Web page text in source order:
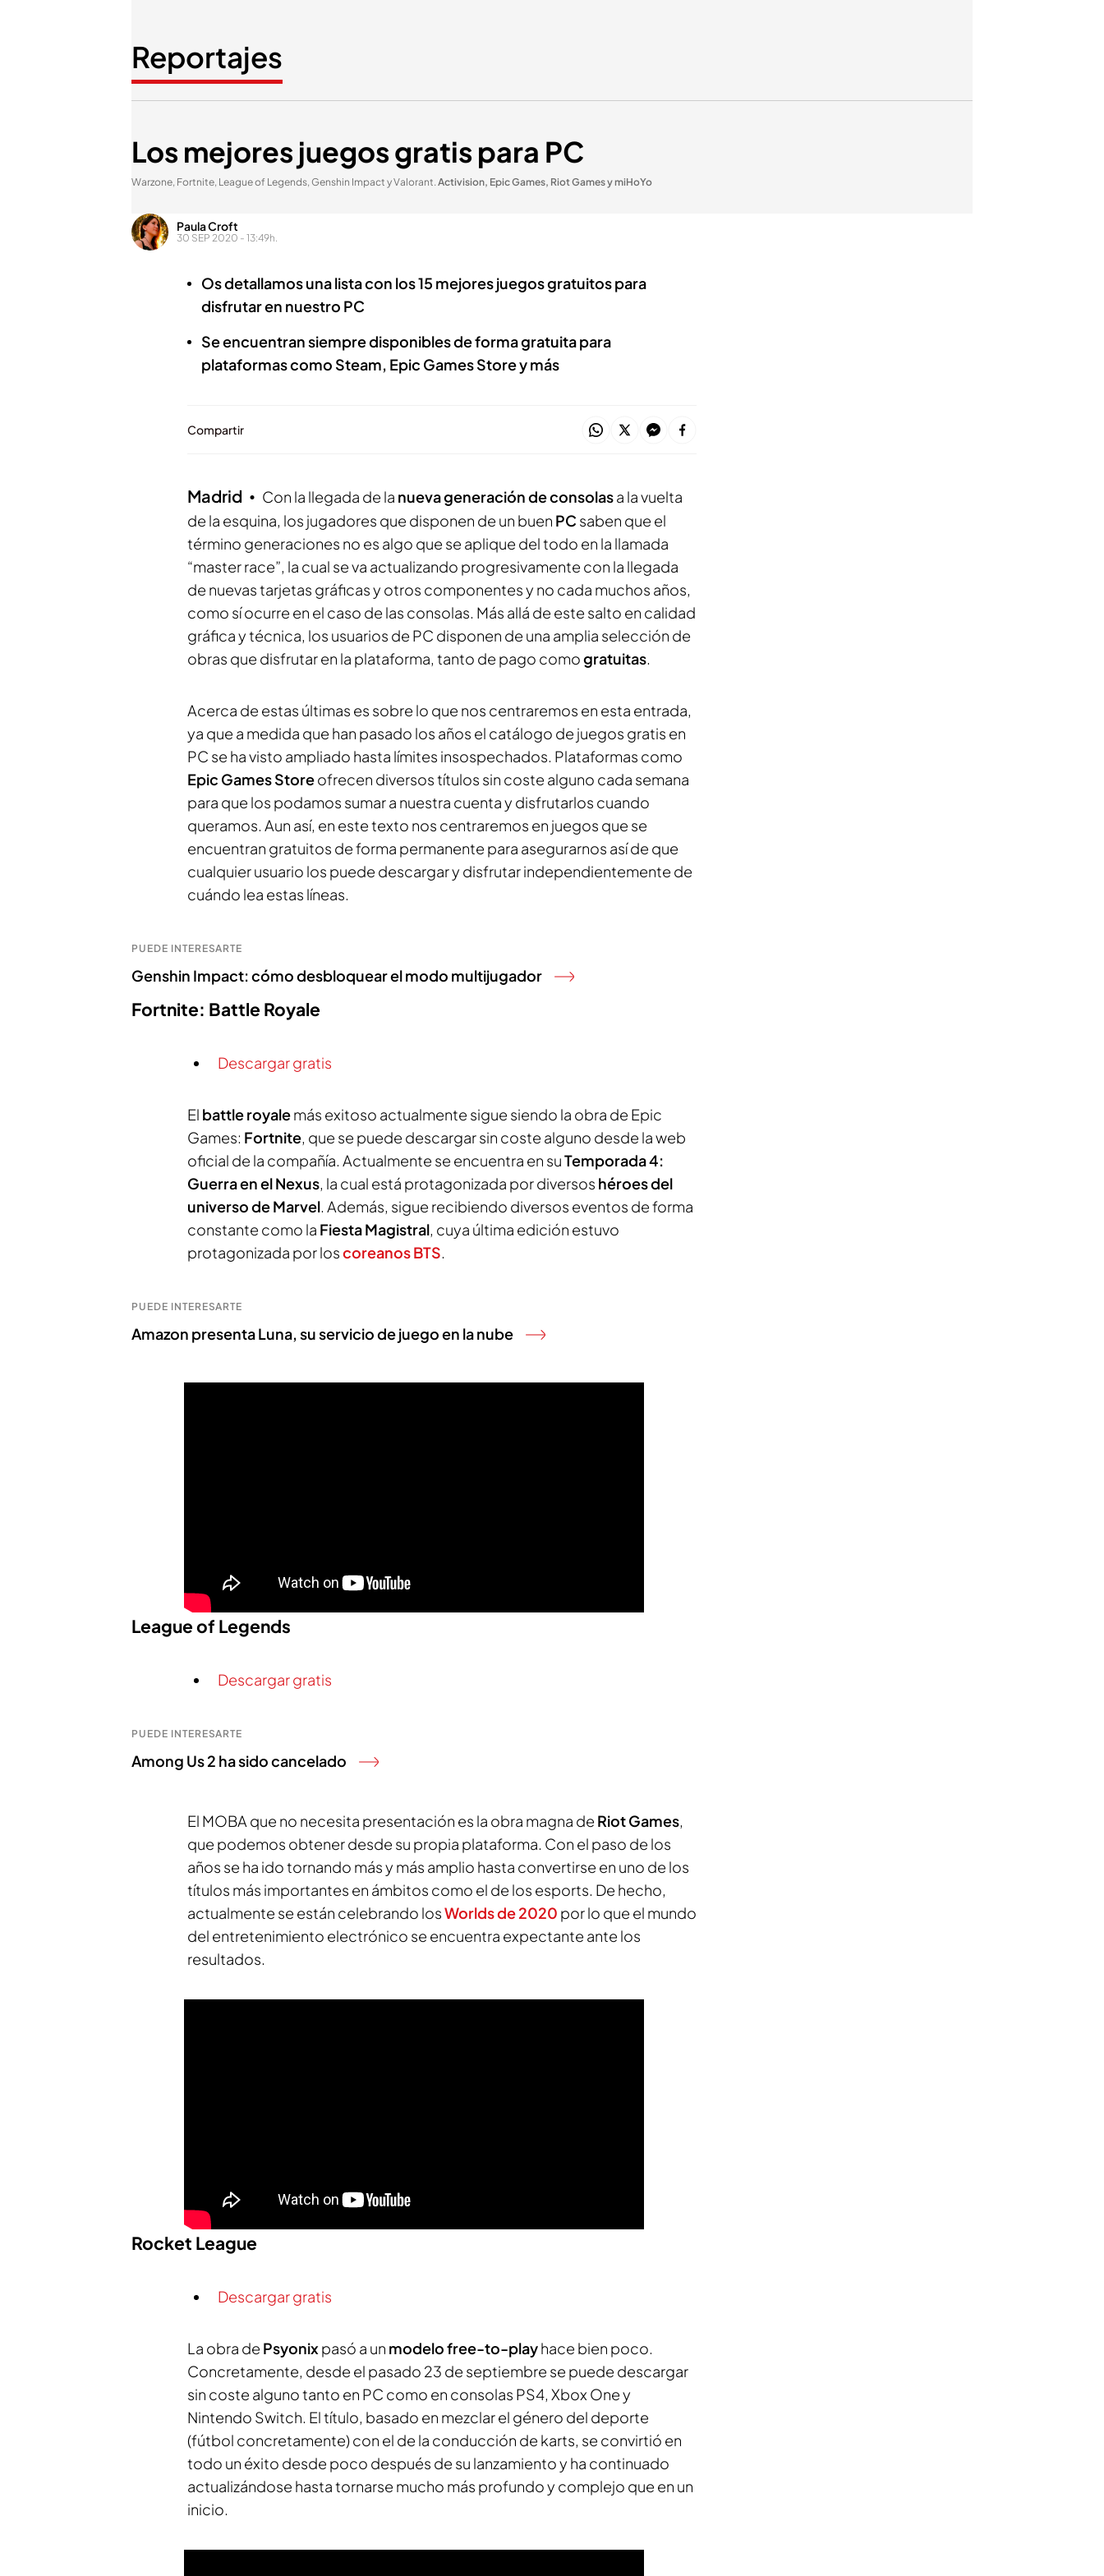
Reportajes
Los mejores juegos gratis para PC
Warzone, Fortnite, League of Legends, Genshin Impact y Valorant.Activision, Epic Games, Riot Games y miHoYo
Paula Croft
30 SEP 2020 - 13:49h.
Os detallamos una lista con los 15 mejores juegos gratuitos para
disfrutar en nuestro PC
Se encuentran siempre disponibles de forma gratuita para
plataformas como Steam, Epic Games Store y más
Compartir
Madrid Con la llegada de la nueva generación de consolasa la vuelta
de la esquina, los jugadores que disponen de un buen PC saben que el
término generaciones no es algo que se aplique del todo en la llamada
“master race”, la cual se va actualizando progresivamente con la llegada
de nuevas tarjetas gráficas y otros componentes y no cada muchos años,
como sí ocurre en el caso de las consolas. Más allá de este salto en calidad
gráfica y técnica, los usuarios de PC disponen de una amplia selección de
obras que disfrutar en la plataforma, tanto de pago comogratuitas.
Acerca de estas últimas es sobre lo que nos centraremos en esta entrada,
ya que a medida que han pasado los años el catálogo de juegos gratis en
PC se ha visto ampliado hasta límites insospechados. Plataformas como
Epic Games Storeofrecen diversos títulos sin coste alguno cada semana
para que los podamos sumar a nuestra cuenta y disfrutarlos cuando
queramos. Aun así, en este texto nos centraremos en juegos que se
encuentran gratuitos de forma permanente para asegurarnos así de que
cualquier usuario los puede descargar y disfrutar independientemente de
cuándo lea estas líneas.
PUEDE INTERESARTE
Genshin Impact: cómo desbloquear el modo multijugador
Fortnite: Battle Royale
Descargar gratis
El battle royalemás exitoso actualmente sigue siendo la obra de Epic
Games: Fortnite, que se puede descargar sin coste alguno desde la web
oficial de la compañía. Actualmente se encuentra en suTemporada 4:
Guerra en el Nexus, la cual está protagonizada por diversos héroes del
universo de Marvel. Además, sigue recibiendo diversos eventos de forma
constante como la Fiesta Magistral, cuya última edición estuvo
protagonizada por loscoreanos BTS.
PUEDE INTERESARTE
Amazon presenta Luna, su servicio de juego en la nube
League of Legends
Descargar gratis
PUEDE INTERESARTE
Among Us 2 ha sido cancelado
El MOBA que no necesita presentación es la obra magna de Riot Games,
que podemos obtener desde su propia plataforma. Con el paso de los
años se ha ido tornando más y más amplio hasta convertirse en uno de los
títulos más importantes en ámbitos como el de los esports. De hecho,
actualmente se están celebrando losWorlds de 2020 por lo que el mundo
del entretenimiento electrónico se encuentra expectante ante los
resultados.
Rocket League
Descargar gratis
La obra de Psyonixpasó a un modelo free-to-playhace bien poco.
Concretamente, desde el pasado 23 de septiembre se puede descargar
sin coste alguno tanto en PC como en consolas PS4, Xbox One y
Nintendo Switch. El título, basado en mezclar el género del deporte
(fútbol concretamente) con el de la conducción de karts, se convirtió en
todo un éxito desde poco después de su lanzamiento y ha continuado
actualizándose hasta tornarse mucho más profundo y complejo que en un
inicio.